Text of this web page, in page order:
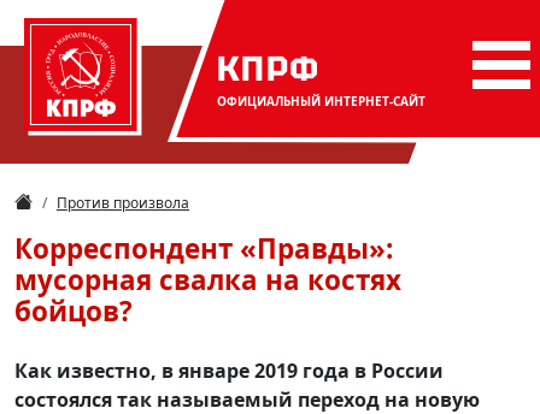
КПРФ
ОФИЦИАЛЬНЫЙ ИНТЕРНЕТ-САЙТ
Против произвола
Корреспондент «Правды»:
мусорная свалка на костях
бойцов?
Как известно, в январе 2019 года в России
состоялся так называемый переход на новую